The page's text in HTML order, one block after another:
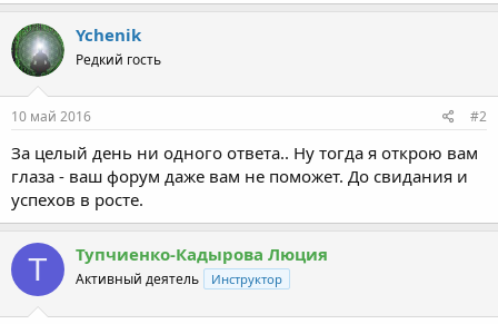
Ychenik
Редкий гость
10 май 2016 #2
За целый день ни одного ответа.. Ну тогда я открою вам
глаза - ваш форум даже вам не поможет. До свидания и
успехов в росте.
Т Тупчиенко-Кадырова Люция
Активный деятель Инструктор